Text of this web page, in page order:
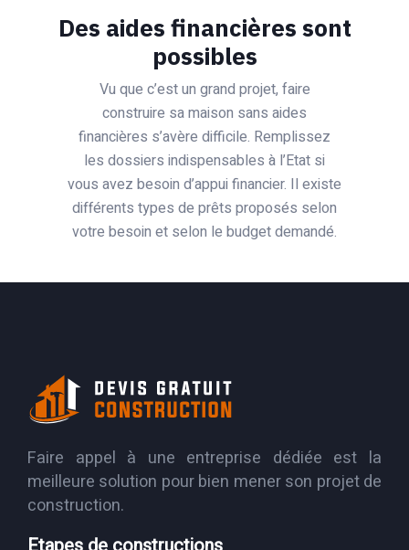
Des aides financières sont
possibles
Vu que c’est un grand projet, faire
construire sa maison sans aides
financières s’avère difficile. Remplissez
les dossiers indispensables à l’Etat si
vous avez besoin d’appui financier. Il existe
différents types de prêts proposés selon
votre besoin et selon le budget demandé.
Faire appel à une entreprise dédiée est la
meilleure solution pour bien mener son projet de
construction.